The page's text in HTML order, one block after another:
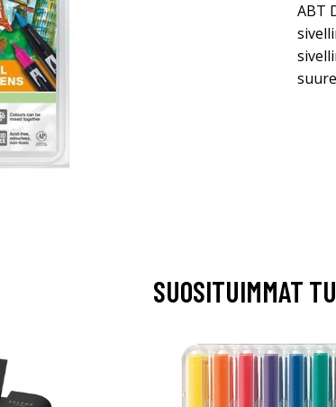
ABT
SUOSITUIMMAT